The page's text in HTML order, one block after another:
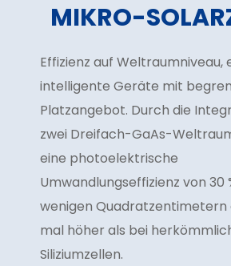
MIKRO-
Effizienz auf
intelligente Geräte mit
Platzangebot. Durch die
zwei Dreifach-GaAs-
eine photoelektrische
Umwandlungseffizienz von 30
wenigen Quadratzentimetern
mal höher als bei
Siliziumzellen.